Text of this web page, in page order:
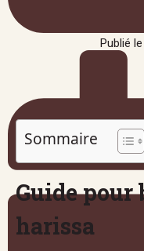
Publié
Sommaire
Guide
harissa